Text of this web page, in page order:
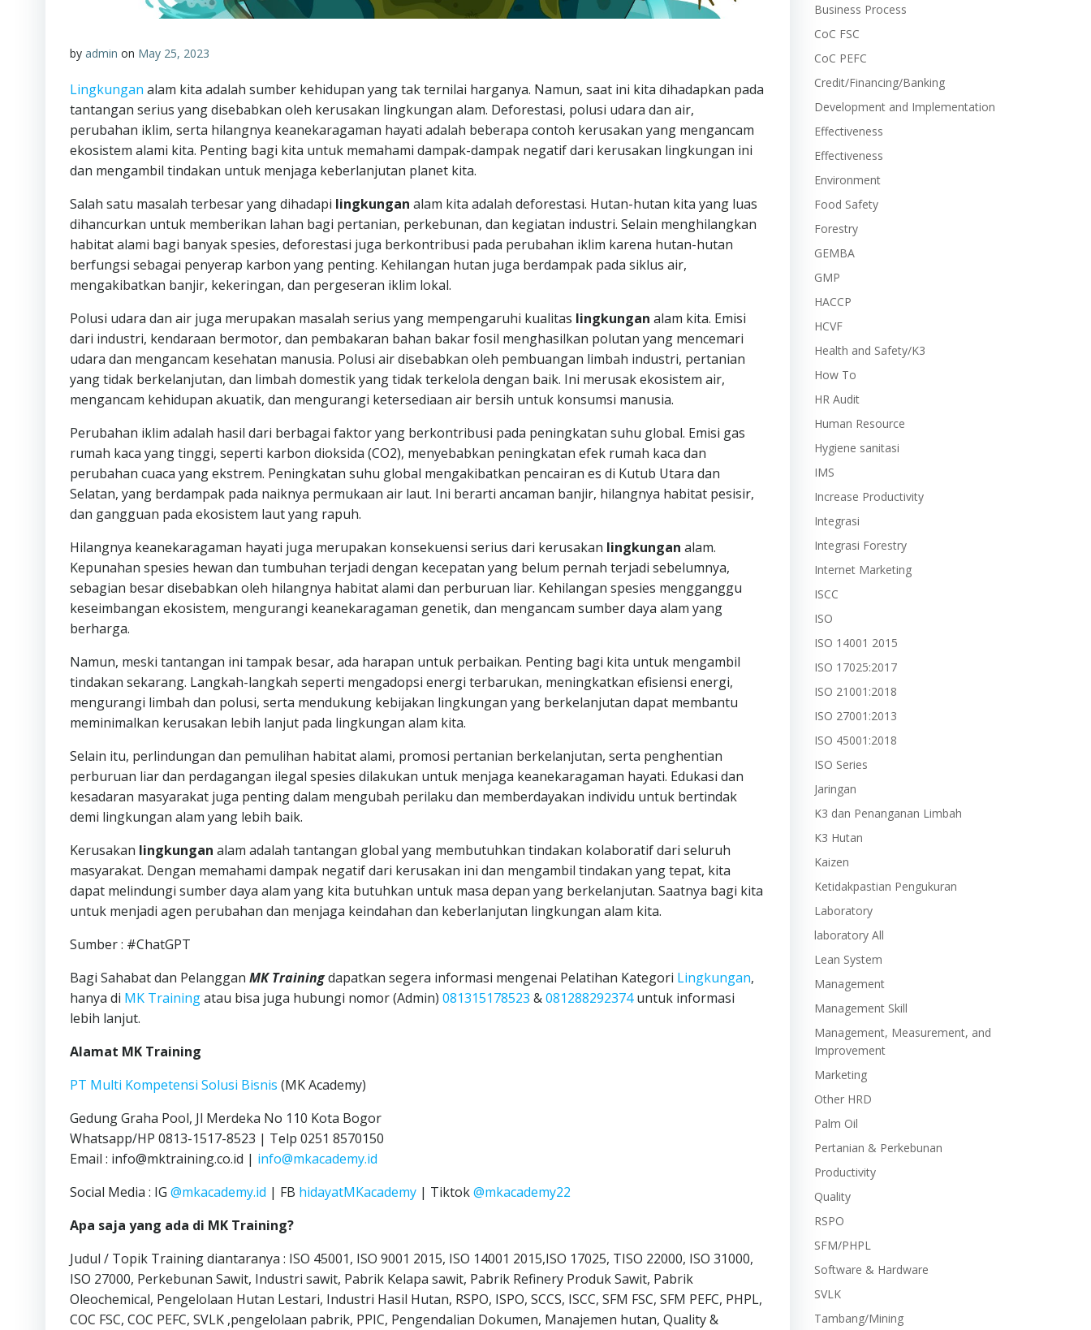
by admin on May 25, 2023
Lingkungan alam kita adalah sumber kehidupan yang tak ternilai harganya. Namun, saat ini kita dihadapkan pada
tantangan serius yang disebabkan oleh kerusakan lingkungan alam. Deforestasi, polusi udara dan air,
perubahan iklim, serta hilangnya keanekaragaman hayati adalah beberapa contoh kerusakan yang mengancam
ekosistem alami kita. Penting bagi kita untuk memahami dampak-dampak negatif dari kerusakan lingkungan ini
dan mengambil tindakan untuk menjaga keberlanjutan planet kita.
Salah satu masalah terbesar yang dihadapi lingkungan alam kita adalah deforestasi. Hutan-hutan kita yang luas
dihancurkan untuk memberikan lahan bagi pertanian, perkebunan, dan kegiatan industri. Selain menghilangkan
habitat alami bagi banyak spesies, deforestasi juga berkontribusi pada perubahan iklim karena hutan-hutan
berfungsi sebagai penyerap karbon yang penting. Kehilangan hutan juga berdampak pada siklus air,
mengakibatkan banjir, kekeringan, dan pergeseran iklim lokal.
Polusi udara dan air juga merupakan masalah serius yang mempengaruhi kualitas lingkungan alam kita. Emisi
dari industri, kendaraan bermotor, dan pembakaran bahan bakar fosil menghasilkan polutan yang mencemari
udara dan mengancam kesehatan manusia. Polusi air disebabkan oleh pembuangan limbah industri, pertanian
yang tidak berkelanjutan, dan limbah domestik yang tidak terkelola dengan baik. Ini merusak ekosistem air,
mengancam kehidupan akuatik, dan mengurangi ketersediaan air bersih untuk konsumsi manusia.
Perubahan iklim adalah hasil dari berbagai faktor yang berkontribusi pada peningkatan suhu global. Emisi gas
rumah kaca yang tinggi, seperti karbon dioksida (CO2), menyebabkan peningkatan efek rumah kaca dan
perubahan cuaca yang ekstrem. Peningkatan suhu global mengakibatkan pencairan es di Kutub Utara dan
Selatan, yang berdampak pada naiknya permukaan air laut. Ini berarti ancaman banjir, hilangnya habitat pesisir,
dan gangguan pada ekosistem laut yang rapuh.
Hilangnya keanekaragaman hayati juga merupakan konsekuensi serius dari kerusakan lingkungan alam.
Kepunahan spesies hewan dan tumbuhan terjadi dengan kecepatan yang belum pernah terjadi sebelumnya,
sebagian besar disebabkan oleh hilangnya habitat alami dan perburuan liar. Kehilangan spesies mengganggu
keseimbangan ekosistem, mengurangi keanekaragaman genetik, dan mengancam sumber daya alam yang
berharga.
Namun, meski tantangan ini tampak besar, ada harapan untuk perbaikan. Penting bagi kita untuk mengambil
tindakan sekarang. Langkah-langkah seperti mengadopsi energi terbarukan, meningkatkan efisiensi energi,
mengurangi limbah dan polusi, serta mendukung kebijakan lingkungan yang berkelanjutan dapat membantu
meminimalkan kerusakan lebih lanjut pada lingkungan alam kita.
Selain itu, perlindungan dan pemulihan habitat alami, promosi pertanian berkelanjutan, serta penghentian
perburuan liar dan perdagangan ilegal spesies dilakukan untuk menjaga keanekaragaman hayati. Edukasi dan
kesadaran masyarakat juga penting dalam mengubah perilaku dan memberdayakan individu untuk bertindak
demi lingkungan alam yang lebih baik.
Kerusakan lingkungan alam adalah tantangan global yang membutuhkan tindakan kolaboratif dari seluruh
masyarakat. Dengan memahami dampak negatif dari kerusakan ini dan mengambil tindakan yang tepat, kita
dapat melindungi sumber daya alam yang kita butuhkan untuk masa depan yang berkelanjutan. Saatnya bagi kita
untuk menjadi agen perubahan dan menjaga keindahan dan keberlanjutan lingkungan alam kita.
Sumber : #ChatGPT
Bagi Sahabat dan Pelanggan MK Trainingdapatkan segera informasi mengenai Pelatihan Kategori Lingkungan,
hanya di MK Trainingatau bisa juga hubungi nomor (Admin) 081315178523 &081288292374untuk informasi
lebih lanjut.
Alamat MK Training
PT Multi Kompetensi Solusi Bisnis (MK Academy)
Gedung Graha Pool, Jl Merdeka No 110 Kota Bogor
Whatsapp/HP 0813-1517-8523 | Telp 0251 8570150
Email : info@mktraining.co.id | info@mkacademy.id
Social Media : IG @mkacademy.id | FB hidayatMKacademy | Tiktok@mkacademy22
Apa saja yang ada di MK Training?
Judul / Topik Training diantaranya : ISO 45001, ISO 9001 2015, ISO 14001 2015,ISO 17025, TISO 22000, ISO 31000,
ISO 27000, Perkebunan Sawit, Industri sawit, Pabrik Kelapa sawit, Pabrik Refinery Produk Sawit, Pabrik
Oleochemical, Pengelolaan Hutan Lestari, Industri Hasil Hutan, RSPO, ISPO, SCCS, ISCC, SFM FSC, SFM PEFC, PHPL,
COC FSC, COC PEFC, SVLK ,pengelolaan pabrik, PPIC, Pengendalian Dokumen, Manajemen hutan, Quality &
Business Process
CoC FSC
CoC PEFC
Credit/Financing/Banking
Development and Implementation
Effectiveness
Effectiveness
Environment
Food Safety
Forestry
GEMBA
GMP
HACCP
HCVF
Health and Safety/K3
How To
HR Audit
Human Resource
Hygiene sanitasi
IMS
Increase Productivity
Integrasi
Integrasi Forestry
Internet Marketing
ISCC
ISO
ISO 14001 2015
ISO 17025:2017
ISO 21001:2018
ISO 27001:2013
ISO 45001:2018
ISO Series
Jaringan
K3 dan Penanganan Limbah
K3 Hutan
Kaizen
Ketidakpastian Pengukuran
Laboratory
laboratory All
Lean System
Management
Management Skill
Management, Measurement, and
Improvement
Marketing
Other HRD
Palm Oil
Pertanian & Perkebunan
Productivity
Quality
RSPO
SFM/PHPL
Software & Hardware
SVLK
Tambang/Mining